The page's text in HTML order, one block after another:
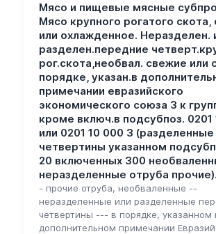
Мясо и пищевые мясные
Мясо крупного рогатого скота,
или охлажденное. Неразделен.
разделен.передние
рог.скота,необвал. свежие или
порядке, указан.в
примечании евразийского
экономического союза 3 к
кроме включ.в подсубпоз. 0201
или 0201 10 000 3 (разделенные
четвертины указанном
20 включенных 300
неразделенные отруба прочие).
- прочие отруба, необваленные --
неразделенные или разделенные
четвертины --- в порядке, указанном
дополнительном примечании